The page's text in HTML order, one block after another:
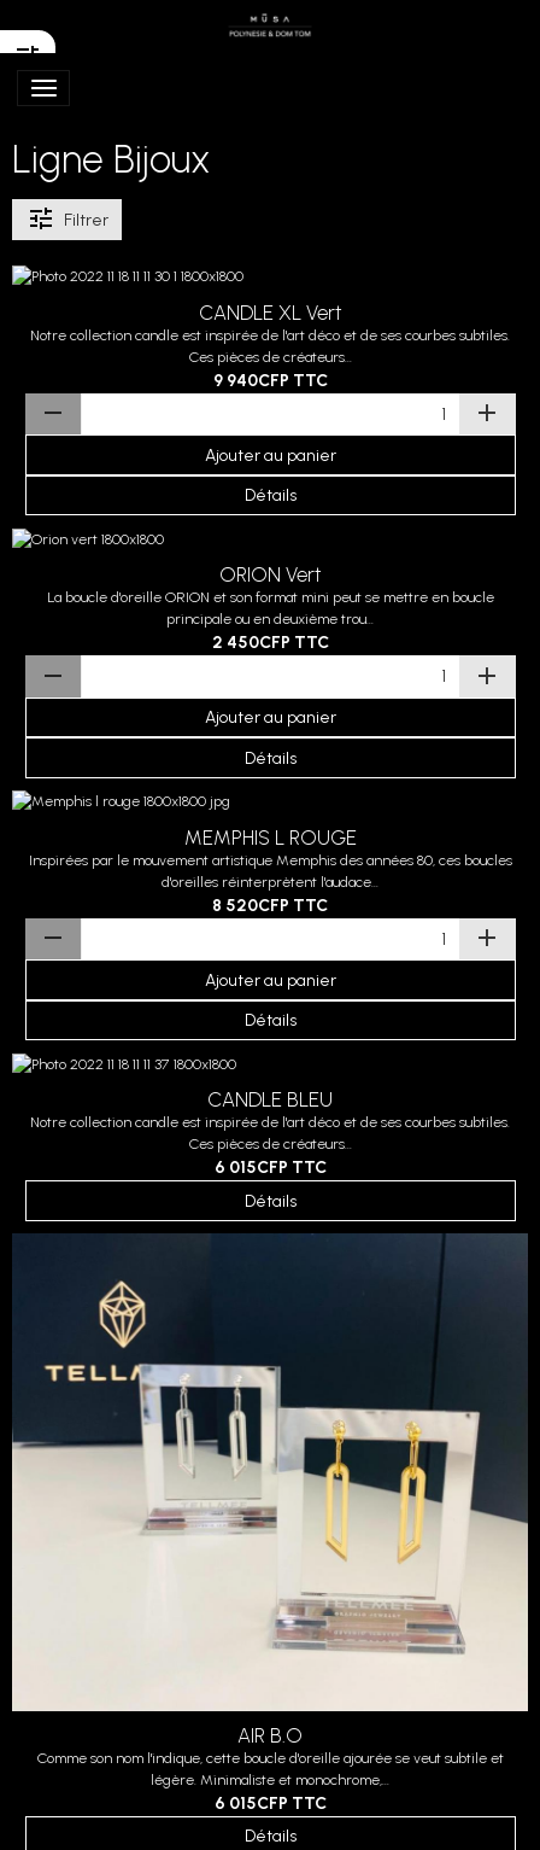
Ligne Bijoux
Filtrer
CANDLE XL Vert
Notre collection candle est inspirée de l'art déco et de ses courbes subtiles.
Ces pièces de créateurs...
9 940CFP TTC
Ajouter au panier
Détails
ORION Vert
La boucle d'oreille ORION et son format mini peut se mettre en boucle
principale ou en deuxième trou...
2 450CFP TTC
Ajouter au panier
Détails
MEMPHIS L ROUGE
Inspirées par le mouvement artistique Memphis des années 80, ces boucles
d'oreilles réinterprètent l'audace...
8 520CFP TTC
Ajouter au panier
Détails
CANDLE BLEU
Notre collection candle est inspirée de l'art déco et de ses courbes subtiles.
Ces pièces de créateurs...
6 015CFP TTC
Détails
AIR B.O
Comme son nom l'indique, cette boucle d'oreille ajourée se veut subtile et
légère. Minimaliste et monochrome,...
6 015CFP TTC
Détails